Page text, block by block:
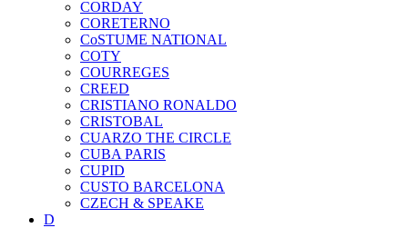
CORDAY
CORETERNO
CoSTUME NATIONAL
COTY
COURREGES
CREED
CRISTIANO RONALDO
CRISTOBAL
CUARZO THE CIRCLE
CUBA PARIS
CUPID
CUSTO BARCELONA
CZECH & SPEAKE
D